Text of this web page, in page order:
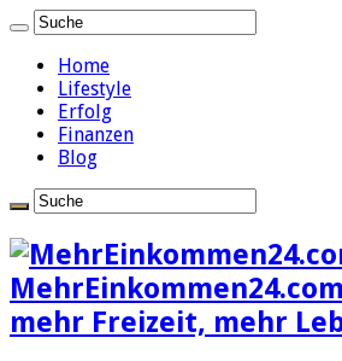
Home
Lifestyle
Erfolg
Finanzen
Blog
mehr Freizeit, mehr